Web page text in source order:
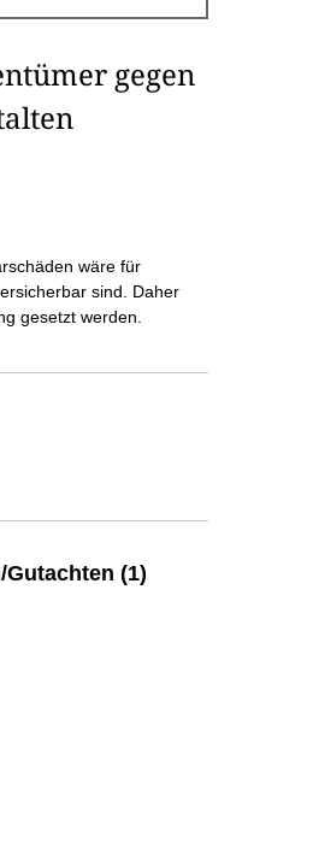
gegen
wäre für
sind. Daher
gesetzt werden.
(1)